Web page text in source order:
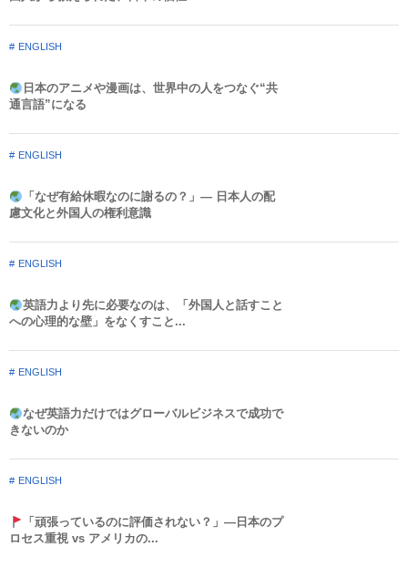
ENGLISH
日本のアニメや漫画は、世界中の人をつなぐ“共
通言語”になる
ENGLISH
「なぜ有給休暇なのに謝るの？」― 日本人の配
慮文化と外国人の権利意識​
ENGLISH
英語力より先に必要なのは、「外国人と話すこと
への心理的な壁」をなくすこと...
ENGLISH
なぜ英語力だけではグローバルビジネスで成功で
きないのか
ENGLISH
「頑張っているのに評価されない？」—日本のプ
ロセス重視 vs アメリカの...